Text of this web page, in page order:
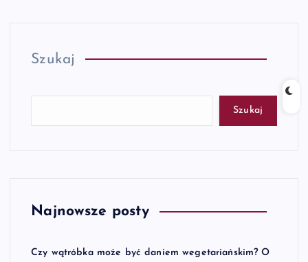
Szukaj
Szukaj
Najnowsze posty
Czy wątróbka może być daniem wegetariańskim? O